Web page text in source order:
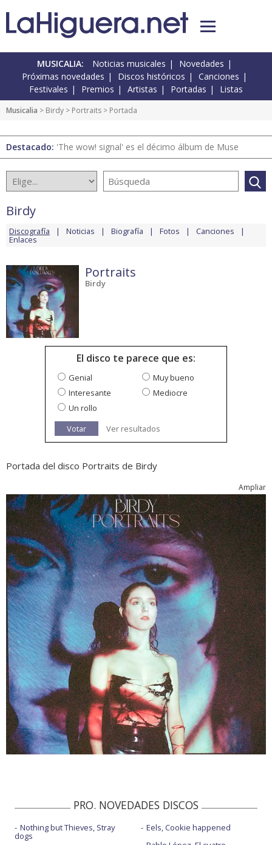
MUSICALIA: Noticias musicales
Novedades
Próximas novedades
Discos históricos
Canciones
Festivales
Premios Artistas Portadas Listas
Musicalia > Birdy > Portraits > Portada
Destacado: 'The wow! signal' es el décimo álbum de Muse
Birdy
Discografía Noticias Biografía Fotos Canciones
Enlaces
Portraits
Birdy
El disco te parece que es:
Genial
Muy bueno
Interesante
Mediocre
Un rollo
Votar
Ver resultados
Portada del disco Portraits de Birdy
Ampliar
PRO. NOVEDADES DISCOS
Nothing but Thieves, Stray
dogs
Eels, Cookie happened